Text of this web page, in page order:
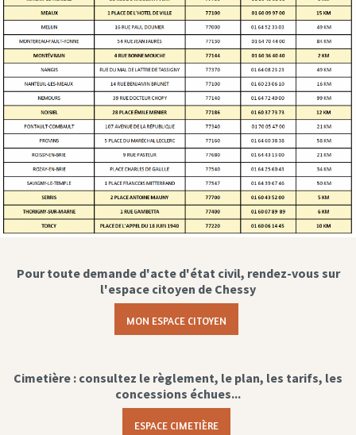
Pour toute demande d'acte d'état civil, rendez-vous sur
l'espace citoyen de Chessy
MON ESPACE CITOYEN
Cimetière : consultez le règlement, le plan, les tarifs, les
concessions échues...
ESPACE CIMETIÈRE